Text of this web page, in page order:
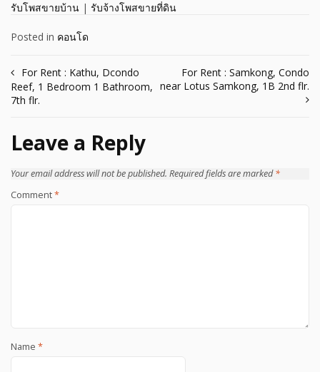
รับโพสขายบ้าน | รับจ้างโพสขายที่ดิน
Posted in คอนโด
Post
navigation
For Rent : Kathu, Dcondo
Reef, 1 Bedroom 1 Bathroom,
7th flr.
For Rent : Samkong, Condo
near Lotus Samkong, 1B 2nd flr.
Leave a Reply
Your email address will not be published. Required fields are marked*
Comment*
Name *